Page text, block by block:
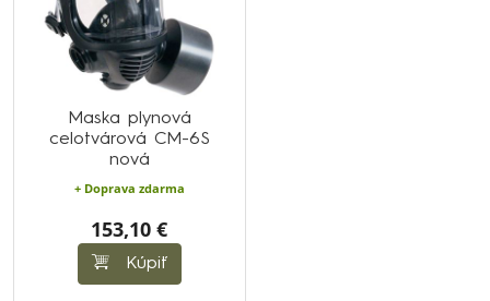
Maska plynová
celotvárová CM-6S
nová
+ Doprava zdarma
153,10 €
Kúpiť